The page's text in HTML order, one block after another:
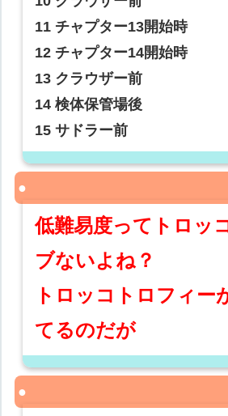
11 チャプター13開始時
12 チャプター14開始時
13 クラウザー前
14 検体保管場後
15 サドラー前
低難易度ってトロッ
ブないよね？
トロッコトロフィー
てるのだが